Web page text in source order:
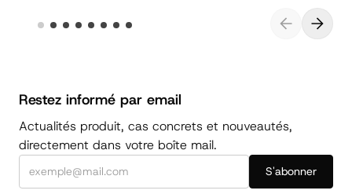
Restez informé par email
Actualités produit, cas concrets et nouveautés,
directement dans votre boîte mail.